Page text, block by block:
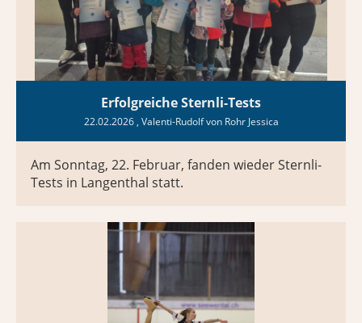
Erfolgreiche Sternli-Tests
22.02.2026, Valenti-Rudolf von Rohr Jessica
Am Sonntag, 22. Februar, fanden wieder Sternli-
Tests in Langenthal statt.